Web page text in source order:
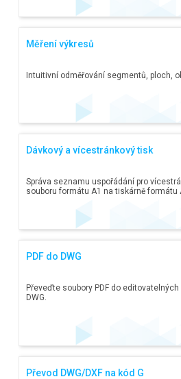
Měření výkresů
Intuitivní odměřování segmentů, ploch,
Dávkový a vícestránkový tisk
Správa seznamu uspořádání pro
souboru formátu A1 na tiskárně formátu
PDF do DWG
Převeďte soubory PDF do
DWG.
Převod DWG/DXF na kód G